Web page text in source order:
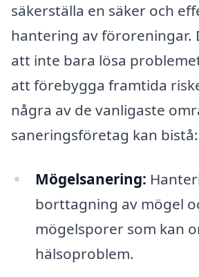
säkerställa en säker och
hantering av föroreningar.
att inte bara lösa
att förebygga framtida
några av de vanligaste
saneringsföretag kan bistå:
Mögelsanering:
borttagning av mögel
mögelsporer som kan
hälsoproblem.